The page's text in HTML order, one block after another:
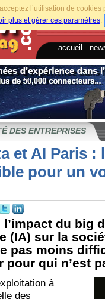
l’utilisation de
plus et gérer ces paramètres.
accueil
DES ENTREPRISES
et AI Paris :
pour un
l’impact du big
(IA) sur la
pas moins
pour qui n’est
à
des